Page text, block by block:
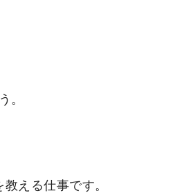
。
える仕事です。